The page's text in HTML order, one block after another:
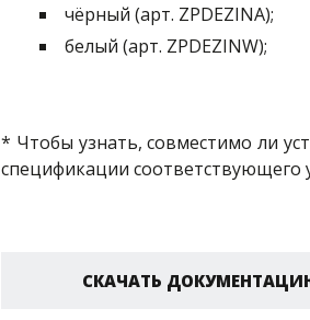
чёрный (арт. ZPDEZINA);
белый (арт. ZPDEZINW);
* Чтобы узнать, совместимо ли
спецификации соответствующего
СКАЧАТЬ